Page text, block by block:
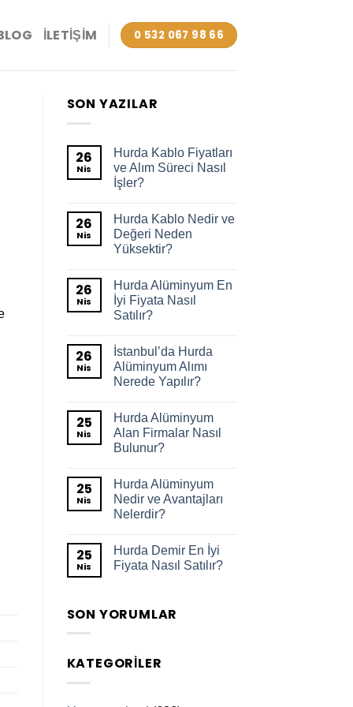
İLETIŞIM 0 532 067 98 66
SON YAZILAR
26
Nis
Hurda Kablo Fiyatları
ve Alım Süreci Nasıl
İşler?
26
Nis
Hurda Kablo Nedir ve
Değeri Neden
Yüksektir?
26
Nis
Hurda Alüminyum En
İyi Fiyata Nasıl
Satılır?
26
Nis
İstanbul’da Hurda
Alüminyum Alımı
Nerede Yapılır?
25
Nis
Hurda Alüminyum
Alan Firmalar Nasıl
Bulunur?
25
Nis
Hurda Alüminyum
Nedir ve Avantajları
Nelerdir?
25
Nis
Hurda Demir En İyi
Fiyata Nasıl Satılır?
SON YORUMLAR
KATEGORILER